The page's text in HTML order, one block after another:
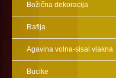
Božična dekoracija
Rafija
Agavina volna-sisal vlakna
Bucike